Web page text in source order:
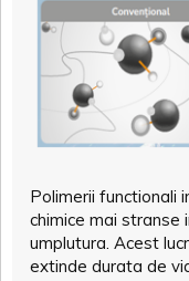
Polimerii functionali
chimice mai stranse
umplutura. Acest
extinde durata de